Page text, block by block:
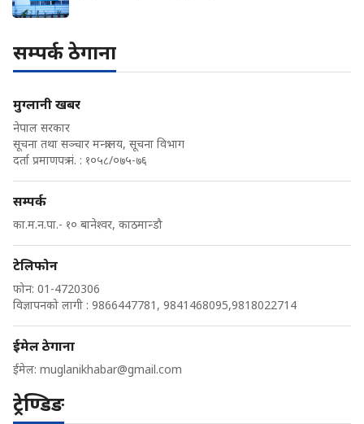
सम्पर्क ठेगाना
मुग्लानी खबर
नेपाल सरकार
सूचना तथा सञ्चार मन्त्रालय, सूचना विभाग
दर्ता प्रमाणपत्र नं. : १०५८/०७५-७६
सम्पर्क
का.म.न.पा.- १० बानेश्वर, काठमान्डौ
टेलिफोन
फोन: 01-4720306
विज्ञापनको लागी : 9866447781, 9841468095,9818022714
ईमेल ठेगाना
ईमेल: muglanikhabar@gmail.com
ट्रेण्डिङ